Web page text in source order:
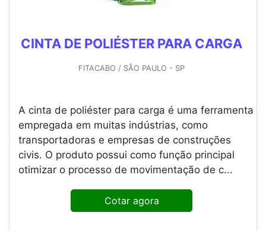
CINTA DE POLIÉSTER PARA CARGA
FITACABO / SÃO PAULO - SP
A cinta de poliéster para carga é uma ferramenta
empregada em muitas indústrias, como
transportadoras e empresas de construções
civis. O produto possui como função principal
otimizar o processo de movimentação de c...
Cotar agora